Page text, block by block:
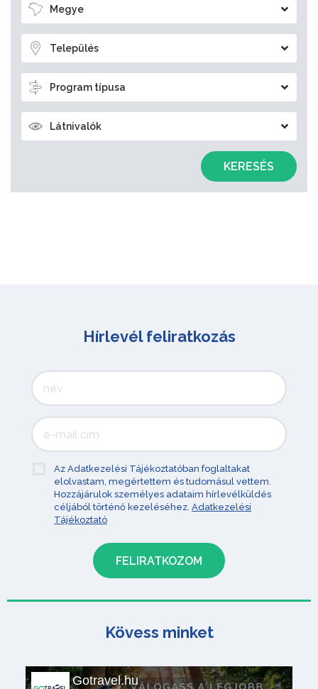
Megye
Település
Program típusa
Látnivalók
KERESÉS
Hírlevél feliratkozás
Az Adatkezelési Tájékoztatóban foglaltakat
elolvastam, megértettem és tudomásul vettem.
Hozzájárulok személyes adataim hírlevélküldés
céljából történő kezeléséhez. Adatkezelési
Tájékoztató
Kövess minket
Gotravel.hu